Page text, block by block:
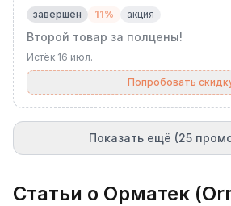
завершён 11% акция
Второй товар за полцены!
Истёк 16 июл.
Попробовать
Показать ещё (25
Статьи о Орматек